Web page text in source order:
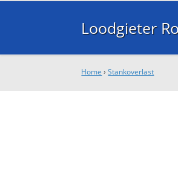
Loodgieter
Home ›Stankoverlast